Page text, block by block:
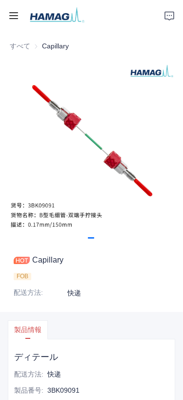
すべて Capillary
Capillary
FOB
配送方法: 快递
製品情報
ディテール
配送方法: 快递
製品番号: 3BK09091
ホーム